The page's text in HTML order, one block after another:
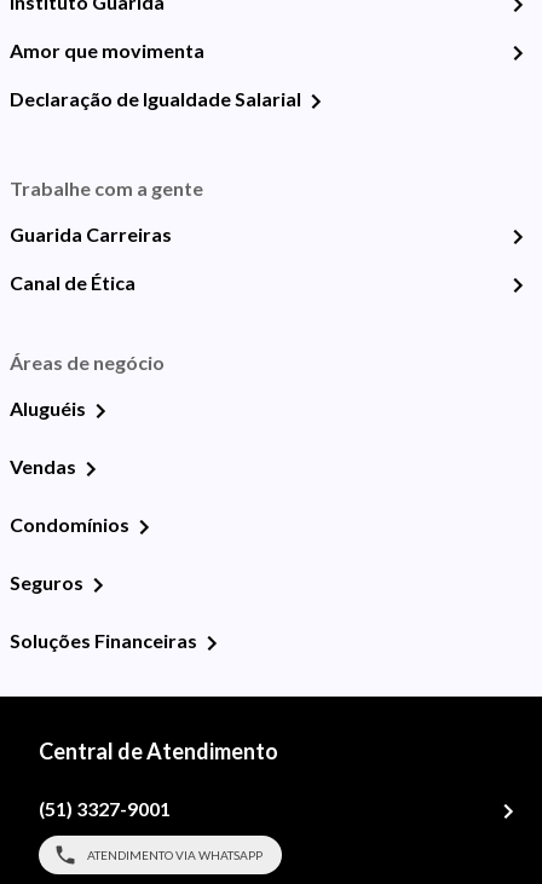
Amor que movimenta
Declaração de Igualdade Salarial
Trabalhe com a gente
Guarida Carreiras
Canal de Ética
Áreas de negócio
Aluguéis
Vendas
Condomínios
Seguros
Soluções Financeiras
Central de Atendimento
(51) 3327-9001
ATENDIMENTO VIA WHATSAPP